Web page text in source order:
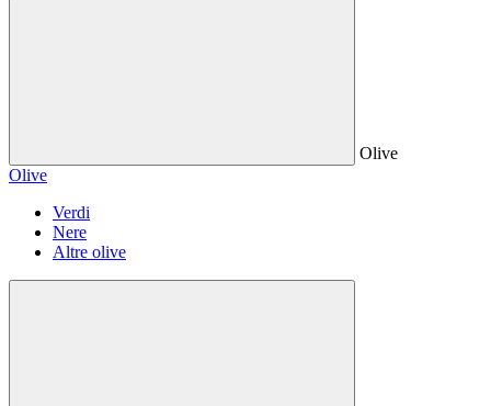
Olive
Olive
Verdi
Nere
Altre olive